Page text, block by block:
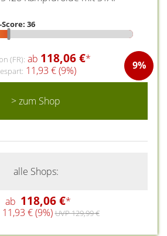
36
(FR): ab 118,06 €*
9%
11,93 € (9%)
> zum Shop
alle Shops:
ab 118,06 €*
11,93 € (9%)UVP 129,99 €